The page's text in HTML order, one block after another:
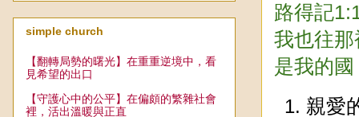
路得記
我也往
是我的
親愛
simple church
【翻轉局勢的曙光】在重重逆境中，看
見希望的出口
【守護心中的公平】在偏頗的繁雜社會
裡，活出溫暖與正直